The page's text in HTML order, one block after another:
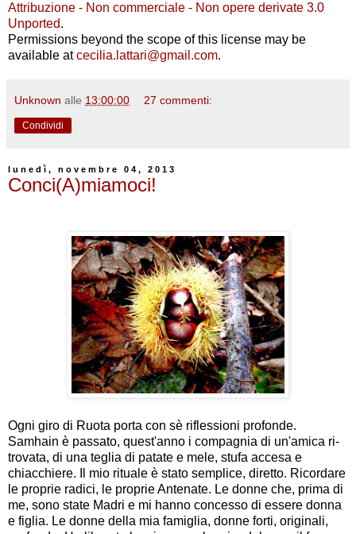
Attribuzione - Non commerciale - Non opere derivate 3.0
Unported.
Permissions beyond the scope of this license may be
available atcecilia.lattari@gmail.com.
Unknown alle 13:00:00 27 commenti:
Condividi
lunedì, novembre 04, 2013
Conci(A)miamoci!
Ogni giro di Ruota porta con sè riflessioni profonde.
Samhain è passato, quest'anno i compagnia di un'amica ri-
trovata, di una teglia di patate e mele, stufa accesa e
chiacchiere. Il mio rituale è stato semplice, diretto. Ricordare
le proprie radici, le proprie Antenate. Le donne che, prima di
me, sono state Madri e mi hanno concesso di essere donna
e figlia. Le donne della mia famiglia, donne forti, originali,